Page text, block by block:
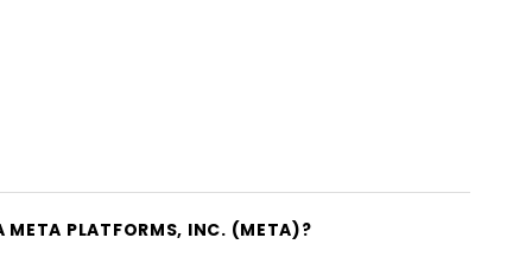
META PLATFORMS, INC. (META)?